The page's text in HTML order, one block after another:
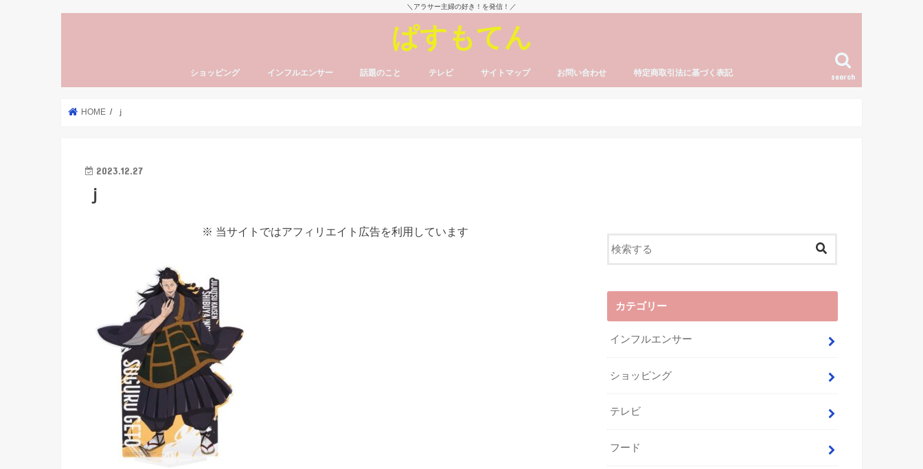
＼アラサー主婦の好き！を発信！／
ぱすもてん
search
ショッピング インフルエンサー 話題のこと テレビ サイトマップ お問い合わせ 特定商取引法に基づく表記
HOME ｊ
2023.12.27
ｊ
※ 当サイトではアフィリエイト広告を利用しています
カテゴリー
インフルエンサー
ショッピング
テレビ
フード